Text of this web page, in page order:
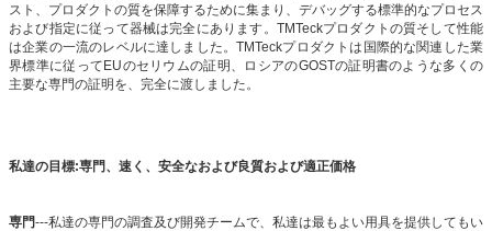
スト、プロダクトの質を保障するために集まり、デバッグする標準的なプロセス
および指定に従って器械は完全にあります。TMTeckプロダクトの質そして性能
は企業の一流のレベルに達しました。TMTeckプロダクトは国際的な関連した業
界標準に従ってEUのセリウムの証明、ロシアのGOSTの証明書のような多くの
主要な専門の証明を、完全に渡しました。
私達の目標:専門、速く、安全なおよび良質および適正価格
専門---私達の専門の調査及び開発チームで、私達は最もよい用具を提供してもい